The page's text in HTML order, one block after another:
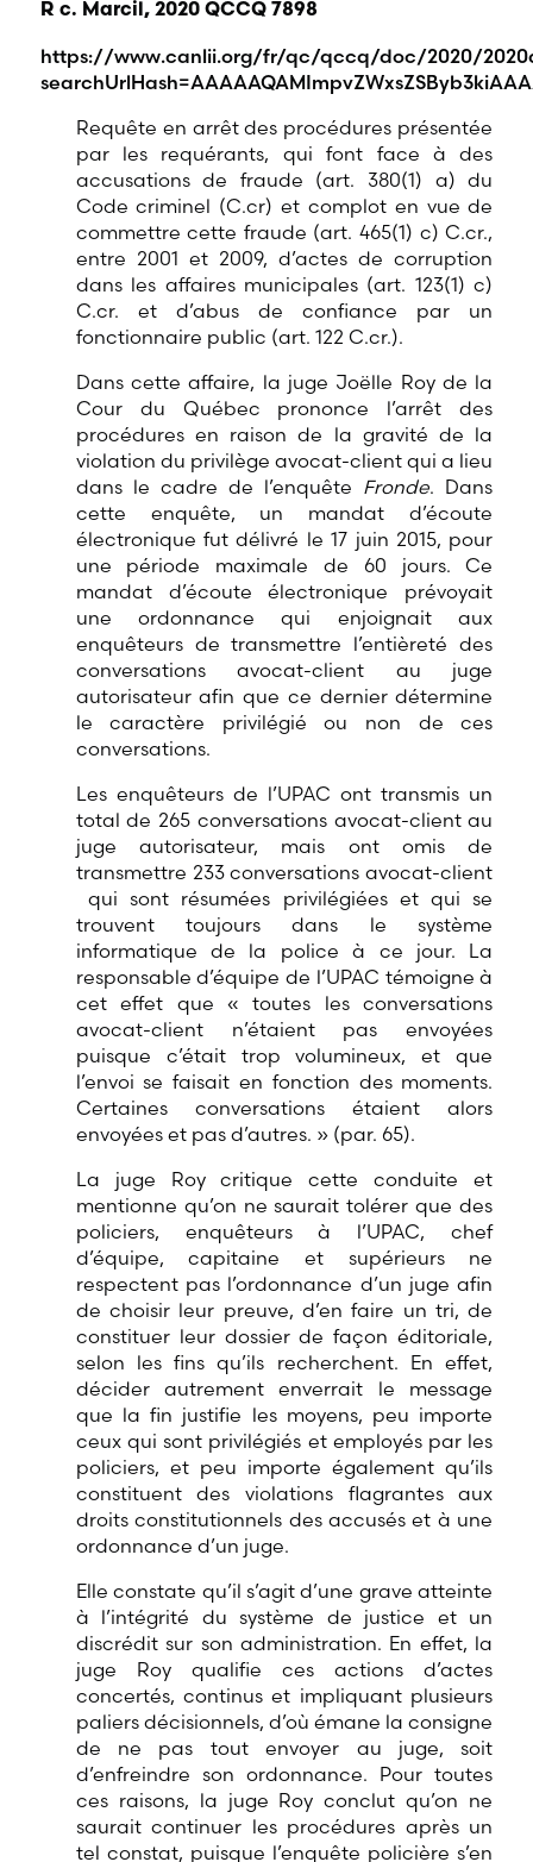
R c. Marcil, 2020 QCCQ 7898
https://www.canlii.org/fr/qc/qccq/doc/2020/
Requête en arrêt des procédures présentée
par les requérants, qui font face à des
accusations de fraude (art. 380(1) a) du
Code criminel (C.cr) et complot en vue de
commettre cette fraude (art. 465(1) c) C.cr.,
entre 2001 et 2009, d’actes de corruption
dans les affaires municipales (art. 123(1) c)
C.cr. et d’abus de confiance par un
fonctionnaire public (art. 122 C.cr.).
Dans cette affaire, la juge Joëlle Roy de la
Cour du Québec prononce l’arrêt des
procédures en raison de la gravité de la
violation du privilège avocat-client qui a lieu
dans le cadre de l’enquête Fronde. Dans
cette enquête, un mandat d’écoute
électronique fut délivré le 17 juin 2015, pour
une période maximale de 60 jours. Ce
mandat d’écoute électronique prévoyait
une ordonnance qui enjoignait aux
enquêteurs de transmettre l’entièreté des
conversations avocat-client au juge
autorisateur afin que ce dernier détermine
le caractère privilégié ou non de ces
conversations.
Les enquêteurs de l’UPAC ont transmis un
total de 265 conversations avocat-client au
juge autorisateur, mais ont omis de
transmettre 233 conversations avocat-client
qui sont résumées privilégiées et qui se
trouvent toujours dans le système
informatique de la police à ce jour. La
responsable d’équipe de l’UPAC témoigne à
cet effet que « toutes les conversations
avocat-client n’étaient pas envoyées
puisque c’était trop volumineux, et que
l’envoi se faisait en fonction des moments.
Certaines conversations étaient alors
envoyées et pas d’autres. » (par. 65).
La juge Roy critique cette conduite et
mentionne qu’on ne saurait tolérer que des
policiers, enquêteurs à l’UPAC, chef
d’équipe, capitaine et supérieurs ne
respectent pas l’ordonnance d’un juge afin
de choisir leur preuve, d’en faire un tri, de
constituer leur dossier de façon éditoriale,
selon les fins qu’ils recherchent. En effet,
décider autrement enverrait le message
que la fin justifie les moyens, peu importe
ceux qui sont privilégiés et employés par les
policiers, et peu importe également qu’ils
constituent des violations flagrantes aux
droits constitutionnels des accusés et à une
ordonnance d’un juge.
Elle constate qu’il s’agit d’une grave atteinte
à l’intégrité du système de justice et un
discrédit sur son administration. En effet, la
juge Roy qualifie ces actions d’actes
concertés, continus et impliquant plusieurs
paliers décisionnels, d’où émane la consigne
de ne pas tout envoyer au juge, soit
d’enfreindre son ordonnance. Pour toutes
ces raisons, la juge Roy conclut qu’on ne
saurait continuer les procédures après un
tel constat, puisque l’enquête policière s’en